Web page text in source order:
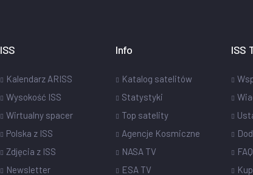
ISS
Kalendarz ARISS
Wysokość ISS
Wirtualny spacer
Polska z ISS
Zdjęcia z ISS
Newsletter
Info
Katalog satelitów
Statystyki
Top satelity
Agencje Kosmiczne
NASA TV
ESA TV
ISS
FAQ